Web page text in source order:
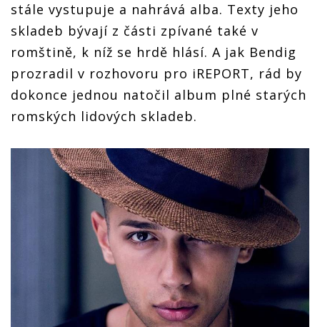
stále vystupuje a nahrává alba. Texty jeho
skladeb bývají z části zpívané také v
romštině, k níž se hrdě hlásí. A jak Bendig
prozradil v rozhovoru pro iREPORT, rád by
dokonce jednou natočil album plné starých
romských lidových skladeb.